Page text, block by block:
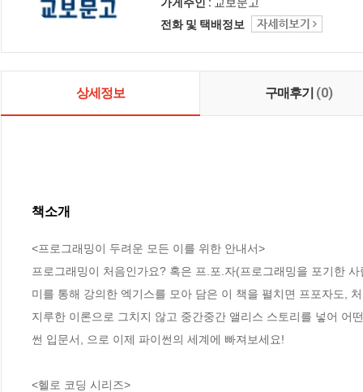
전화 및 택배정보
상세정보 구매후기 (0)
책소개
<프로그래밍이 두려운 모든 이를 위한 안내서>
프로그래밍이 처음인가요? 혹은 프.포.자(프로그래밍을 포기한
미를 통해 강의한 엑기스를 모아 담은 이 책을 펼치면 프포자도,
지루한 이론으로 그치지 않고 중간중간 앨리스 스토리를 넣어 어
썬 입문서,
으로 이제 파이썬의 세계에 빠져보세요!
<헬로 코딩 시리즈>